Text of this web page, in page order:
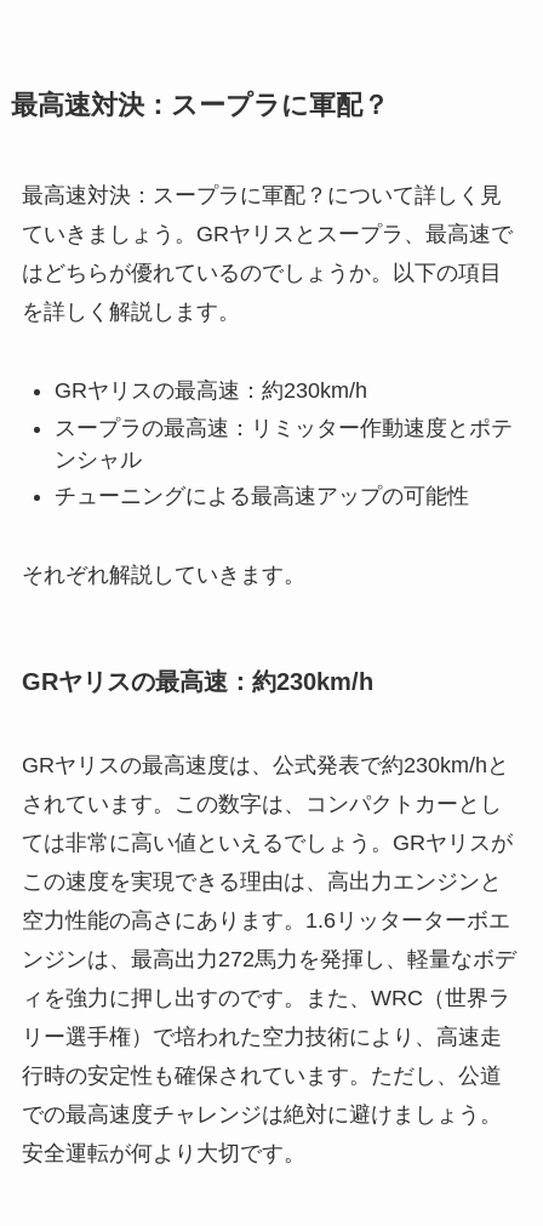
最高速対決：スープラに軍配？
最高速対決：スープラに軍配？について詳しく見
ていきましょう。GRヤリスとスープラ、最高速で
はどちらが優れているのでしょうか。以下の項目
を詳しく解説します。
GRヤリスの最高速：約230km/h
スープラの最高速：リミッター作動速度とポテ
ンシャル
チューニングによる最高速アップの可能性
それぞれ解説していきます。
GRヤリスの最高速：約230km/h
GRヤリスの最高速度は、公式発表で約230km/hと
されています。この数字は、コンパクトカーとし
ては非常に高い値といえるでしょう。GRヤリスが
この速度を実現できる理由は、高出力エンジンと
空力性能の高さにあります。1.6リッターターボエ
ンジンは、最高出力272馬力を発揮し、軽量なボデ
ィを強力に押し出すのです。また、WRC（世界ラ
リー選手権）で培われた空力技術により、高速走
行時の安定性も確保されています。ただし、公道
での最高速度チャレンジは絶対に避けましょう。
安全運転が何より大切です。